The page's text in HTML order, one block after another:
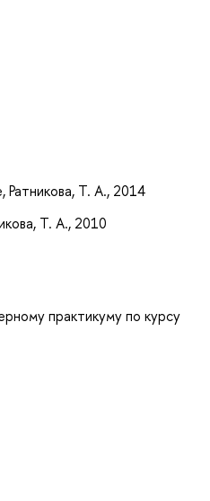
Ратникова, Т. А., 2014
Т. А., 2010
практикуму по курсу